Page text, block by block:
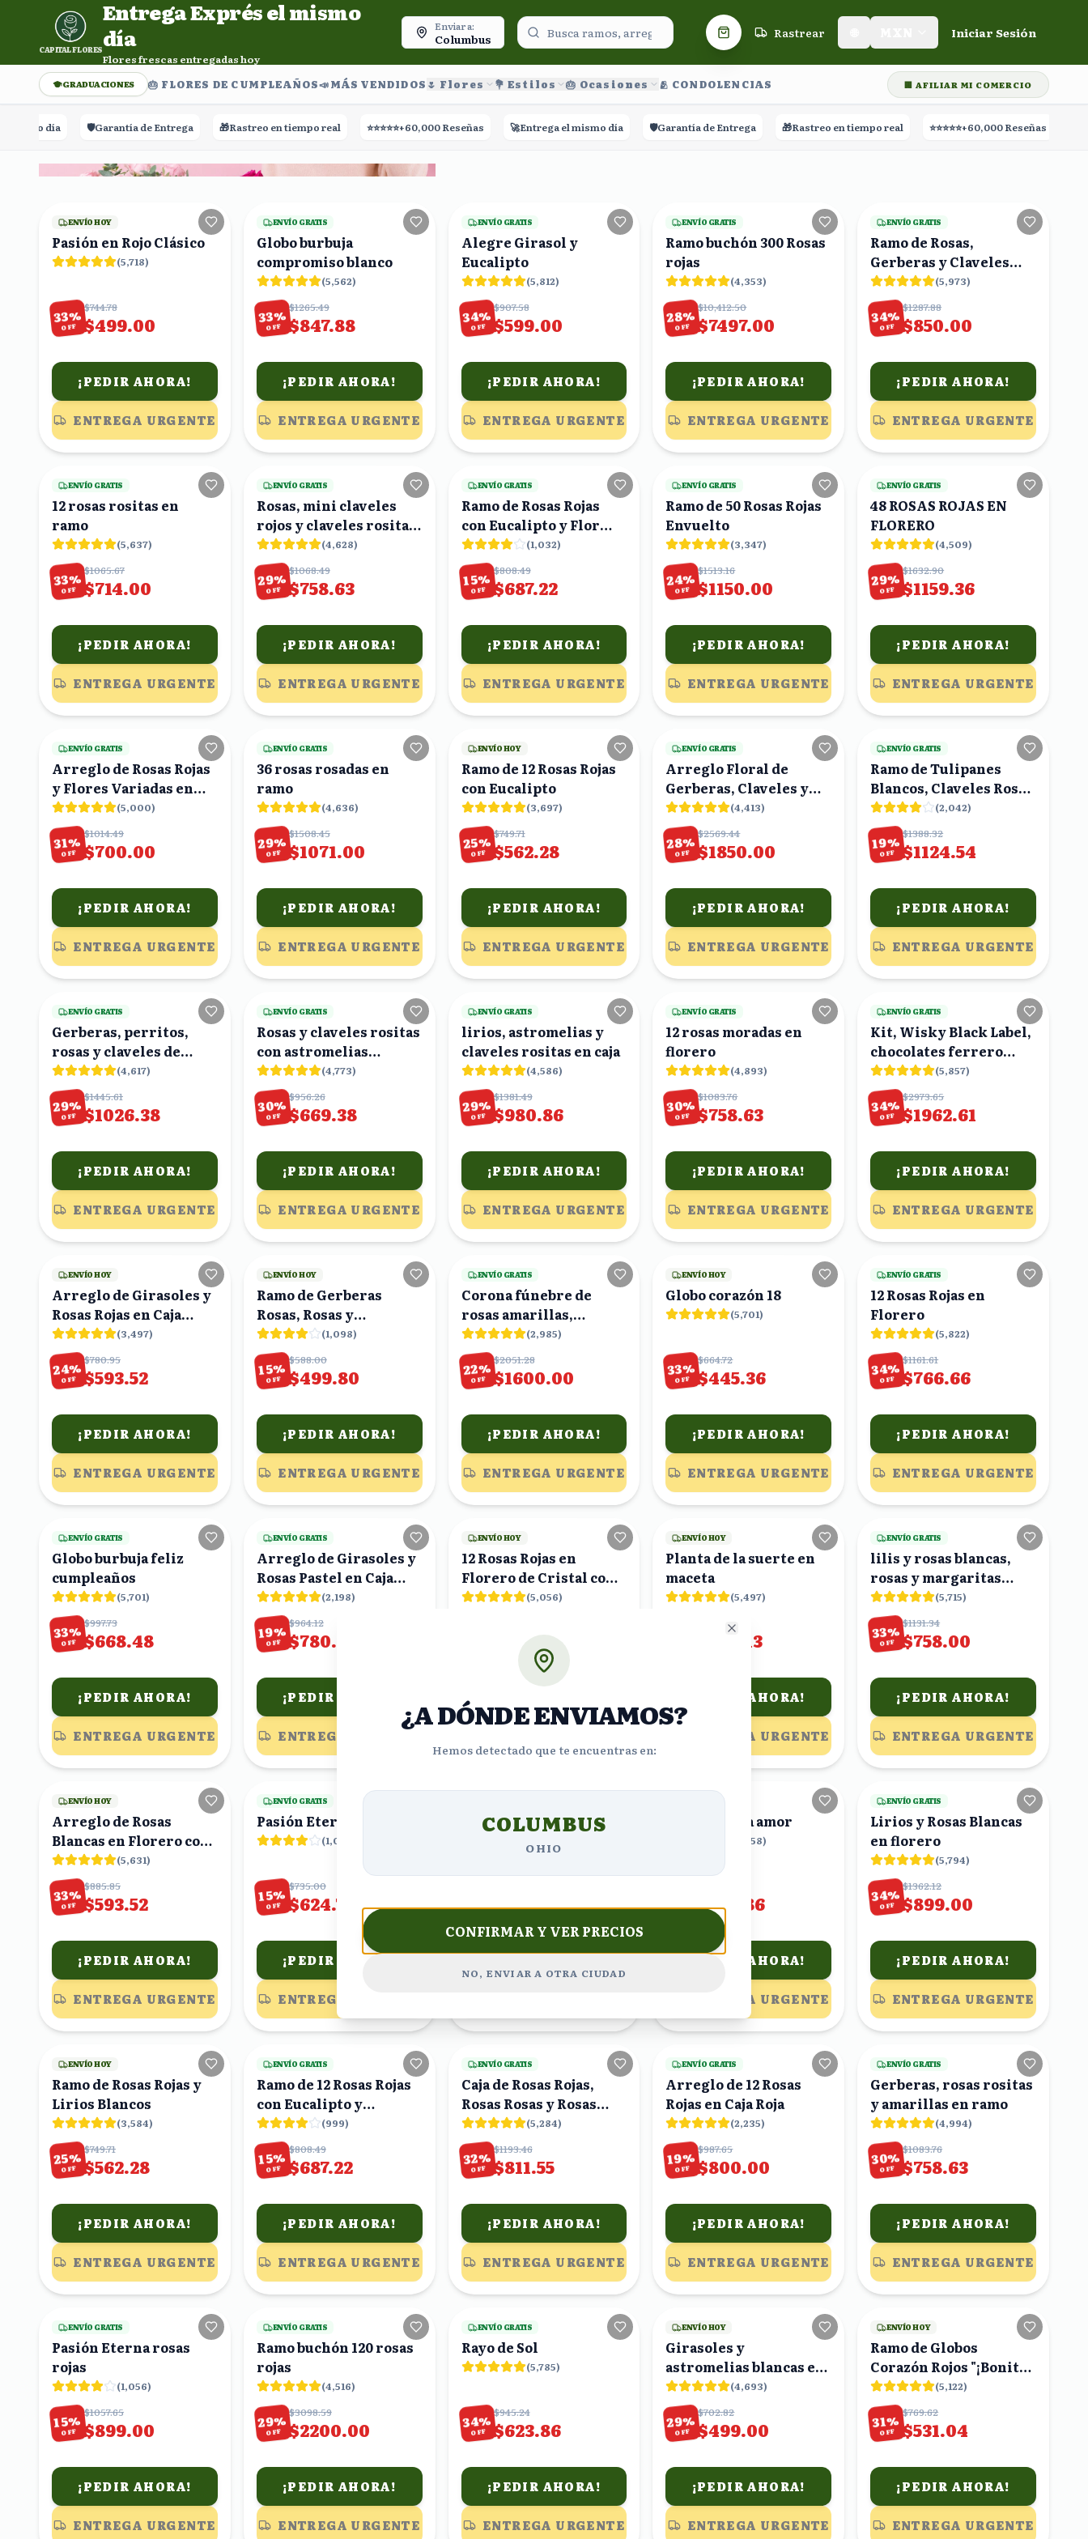
Entrega Exprés el mismo día. Flores frescas entregadas hoy.
CAPITAL FLORES
Entrega Exprés el mismo
día
Flores frescas entregadas hoy
Enviar a:
Columbus Carrito de compras
Rastrear Iniciar Sesión
GRADUACIONES 🎂 FLORES DE CUMPLEAÑOS📣​MÁS VENDIDOS 🌷 Flores 💐 Estilos 🎂 Ocasiones 🫂 CONDOLENCIAS 🏢 AFILIAR MI COMERCIO
🛡️Garantía de Entrega 🎁Rastreo en tiempo real ⭐⭐⭐⭐⭐ +60,000 Reseñas 🚀Entrega el mismo día 🛡️Garantía de Entrega 🎁Rastreo en tiempo real ⭐⭐⭐⭐⭐ +60,000 Reseñas
ENVÍO HOY
Pasión en Rojo Clásico
(5,718)
33%
OFF
$744.78
$499.00
¡PEDIR AHORA!
ENTREGA URGENTE
ENVÍO GRATIS
Globo burbuja
compromiso blanco
(5,562)
33%
OFF
$1265.49
$847.88
¡PEDIR AHORA!
ENTREGA URGENTE
ENVÍO GRATIS
Alegre Girasol y
Eucalipto
(5,812)
34%
OFF
$907.58
$599.00
¡PEDIR AHORA!
ENTREGA URGENTE
ENVÍO GRATIS
Ramo buchón 300 Rosas
rojas
(4,353)
28%
OFF
$10,412.50
$7497.00
¡PEDIR AHORA!
ENTREGA URGENTE
ENVÍO GRATIS
Ramo de Rosas,
Gerberas y Claveles
Rosas y Naranjas
(5,973)
34%
OFF
$1287.88
$850.00
¡PEDIR AHORA!
ENTREGA URGENTE
25viendo
ENVÍO GRATIS
12 rosas rositas en
ramo
(5,637)
33%
OFF
$1065.67
$714.00
¡PEDIR AHORA!
ENTREGA URGENTE
21viendo
ENVÍO GRATIS
Rosas, mini claveles
rojos y claveles rositas
en ramo (4,628)
29%
OFF
$1068.49
$758.63
¡PEDIR AHORA!
ENTREGA URGENTE
5viendo
ENVÍO GRATIS
Ramo de Rosas Rojas
con Eucalipto y Flor
Morada
(1,032)
15%
OFF
$808.49
$687.22
¡PEDIR AHORA!
ENTREGA URGENTE
14viendo
ENVÍO GRATIS
Ramo de 50 Rosas Rojas
Envuelto
(3,347)
24%
OFF
$1513.16
$1150.00
¡PEDIR AHORA!
ENTREGA URGENTE
18viendo
ENVÍO GRATIS
48 ROSAS ROJAS EN
FLORERO
(4,509)
29%
OFF
$1632.90
$1159.36
¡PEDIR AHORA!
ENTREGA URGENTE
22viendo
ENVÍO GRATIS
Arreglo de Rosas Rojas
y Flores Variadas en
Caja Blanca
(5,000)
31%
OFF
$1014.49
$700.00
¡PEDIR AHORA!
ENTREGA URGENTE
19viendo
ENVÍO GRATIS
36 rosas rosadas en
ramo
(4,636)
29%
OFF
$1508.45
$1071.00
¡PEDIR AHORA!
ENTREGA URGENTE
13viendo
ENVÍO HOY
Ramo de 12 Rosas Rojas
con Eucalipto
(3,697)
25%
OFF
$749.71
$562.28
¡PEDIR AHORA!
ENTREGA URGENTE
19viendo
ENVÍO GRATIS
Arreglo Floral de
Gerberas, Claveles y
Rosas en Caja Blanca
(4,413)
28%
OFF
$2569.44
$1850.00
¡PEDIR AHORA!
ENTREGA URGENTE
8viendo
ENVÍO GRATIS
Ramo de Tulipanes
Blancos, Claveles Rosas
y Rosas Rosas con
Eucalipto
(2,042)
19%
OFF
$1388.32
$1124.54
¡PEDIR AHORA!
ENTREGA URGENTE
18viendo
ENVÍO GRATIS
Gerberas, perritos,
rosas y claveles de
colores en ramo
(4,617)
29%
OFF
$1445.61
$1026.38
¡PEDIR AHORA!
ENTREGA URGENTE
19viendo
ENVÍO GRATIS
Rosas y claveles rositas
con astromelias
blancas en ramo
(4,773)
30%
OFF
$956.26
$669.38
¡PEDIR AHORA!
ENTREGA URGENTE
17viendo
ENVÍO GRATIS
lirios, astromelias y
claveles rositas en caja
(4,586)
29%
OFF
$1381.49
$980.86
¡PEDIR AHORA!
ENTREGA URGENTE
20viendo
ENVÍO GRATIS
12 rosas moradas en
florero
(4,893)
30%
OFF
$1083.76
$758.63
¡PEDIR AHORA!
ENTREGA URGENTE
24viendo
ENVÍO GRATIS
Kit, Wisky Black Label,
chocolates ferrero
rocher y cacahuates en
caja
(5,857)
34%
OFF
$2973.65
$1962.61
¡PEDIR AHORA!
ENTREGA URGENTE
15viendo
ENVÍO HOY
Arreglo de Girasoles y
Rosas Rojas en Caja
Blanca
(3,497)
24%
OFF
$780.95
$593.52
¡PEDIR AHORA!
ENTREGA URGENTE
4viendo
ENVÍO HOY
Ramo de Gerberas
Rosas, Rosas y
Alstroemerias con
Eucalipto
(1,098)
15%
OFF
$588.00
$499.80
¡PEDIR AHORA!
ENTREGA URGENTE
8viendo
ENVÍO GRATIS
Corona fúnebre de
rosas amarillas,
crisantemos blancos y
follaje
(2,985)
22%
OFF
$2051.28
$1600.00
¡PEDIR AHORA!
ENTREGA URGENTE
25viendo
ENVÍO HOY
Globo corazón 18
(5,701)
33%
OFF
$664.72
$445.36
¡PEDIR AHORA!
ENTREGA URGENTE
24viendo
ENVÍO GRATIS
12 Rosas Rojas en
Florero
(5,822)
34%
OFF
$1161.61
$766.66
¡PEDIR AHORA!
ENTREGA URGENTE
22viendo
ENVÍO GRATIS
Globo burbuja feliz
cumpleaños
(5,701)
33%
OFF
$997.73
$668.48
¡PEDIR AHORA!
ENTREGA URGENTE
8viendo
ENVÍO GRATIS
Arreglo de Girasoles y
Rosas Pastel en Caja
Rosa
(2,198)
19%
OFF
$964.12
$780.94
¡PEDIR AHORA!
ENTREGA URGENTE
20viendo
ENVÍO HOY
12 Rosas Rojas en
Florero de Cristal con
Eucalipto y Gypsophila
(5,056)
$550.00
22viendo
ENVÍO HOY
Planta de la suerte en
maceta
(5,497)
$853.13
$580.13
¡PEDIR AHORA!
ENTREGA URGENTE
22viendo
ENVÍO GRATIS
lilis y rosas blancas,
rosas y margaritas
rojas
(5,715)
33%
OFF
$1131.34
$758.00
¡PEDIR AHORA!
ENTREGA URGENTE
22viendo
ENVÍO HOY
Arreglo de Rosas
Blancas en Florero con
Globo "¡Bonita Me
Encantas!"
(5,631)
33%
OFF
$885.85
$593.52
¡PEDIR AHORA!
ENTREGA URGENTE
ENVÍO GRATIS
Pasión Eterna
(1,014
15%
OFF
$735.00
$624.75
¡PEDIR AHORA!
ENTREGA URGENTE
Arreglo de 25 Rosas
Rojas en Caja Blanca
$1100.00
16viendo
ENVÍO GRATIS
Globo esfera amor
4,358)
$623.86
¡PEDIR AHORA!
ENTREGA URGENTE
22viendo
ENVÍO GRATIS
Lirios y Rosas Blancas
en florero
(5,794)
34%
OFF
$1362.12
$899.00
¡PEDIR AHORA!
ENTREGA URGENTE
13viendo
ENVÍO HOY
Ramo de Rosas Rojas y
Lirios Blancos
(3,584)
25%
OFF
$749.71
$562.28
¡PEDIR AHORA!
ENTREGA URGENTE
3viendo
ENVÍO GRATIS
Ramo de 12 Rosas Rojas
con Eucalipto y
Envoltura
(999)
15%
OFF
$808.49
$687.22
¡PEDIR AHORA!
ENTREGA URGENTE
19viendo
ENVÍO GRATIS
Caja de Rosas Rojas,
Rosas Rosas y Rosas
Durazno con Topper 'Te
Amo'
(5,284)
32%
OFF
$1193.46
$811.55
¡PEDIR AHORA!
ENTREGA URGENTE
11viendo
ENVÍO GRATIS
Arreglo de 12 Rosas
Rojas en Caja Roja
(2,235)
19%
OFF
$987.65
$800.00
¡PEDIR AHORA!
ENTREGA URGENTE
21viendo
ENVÍO GRATIS
Gerberas, rosas rositas
y amarillas en ramo
(4,994)
30%
OFF
$1083.76
$758.63
¡PEDIR AHORA!
ENTREGA URGENTE
6viendo
ENVÍO GRATIS
Pasión Eterna rosas
rojas
(1,056)
15%
OFF
$1057.65
$899.00
¡PEDIR AHORA!
ENTREGA URGENTE
17viendo
ENVÍO GRATIS
Ramo buchón 120 rosas
rojas
(4,516)
29%
OFF
$3098.59
$2200.00
¡PEDIR AHORA!
ENTREGA URGENTE
24viendo
ENVÍO GRATIS
Rayo de Sol
(5,785)
34%
OFF
$945.24
$623.86
¡PEDIR AHORA!
ENTREGA URGENTE
22viendo
ENVÍO HOY
Girasoles y
astromelias blancas en
ramo
(4,693)
29%
OFF
$702.82
$499.00
¡PEDIR AHORA!
ENTREGA URGENTE
23viendo
ENVÍO HOY
Ramo de Globos
Corazón Rojos "¡Bonita
Me Encantas!"
(5,122)
31%
OFF
$769.62
$531.04
¡PEDIR AHORA!
ENTREGA URGENTE
¿A DÓNDE ENVIAMOS?
Hemos detectado que te encuentras en:
COLUMBUS
OHIO
CONFIRMAR Y VER PRECIOS
NO, ENVIAR A OTRA CIUDAD
Close